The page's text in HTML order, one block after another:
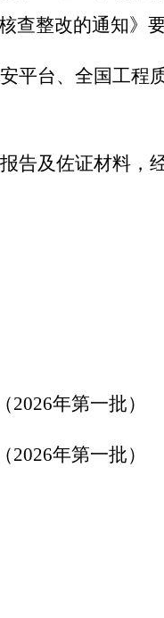
查整改的通知》要
平台、全国工程
告及佐证材料，
2026年第一批）
2026年第一批）